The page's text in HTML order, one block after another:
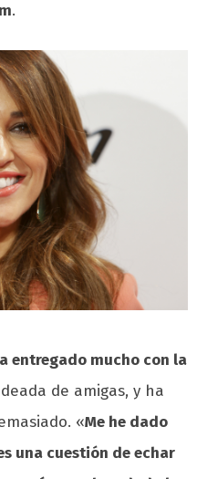
.
entregado mucho con la
de amigas, y ha
«Me he dado
una cuestión de echar